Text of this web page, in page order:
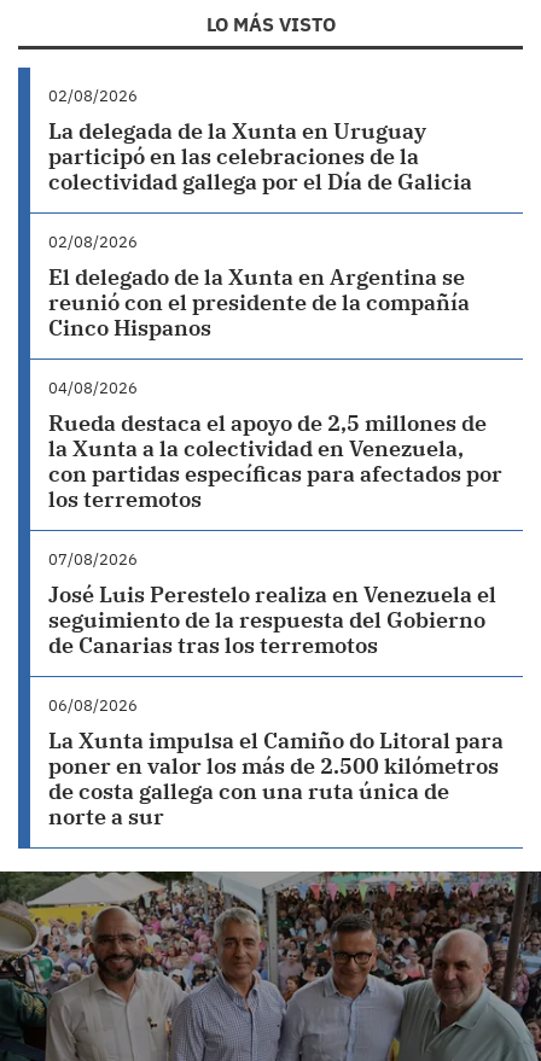
LO MÁS VISTO
02/08/2026
La delegada de la Xunta en Uruguay
participó en las celebraciones de la
colectividad gallega por el Día de Galicia
02/08/2026
El delegado de la Xunta en Argentina se
reunió con el presidente de la compañía
Cinco Hispanos
04/08/2026
Rueda destaca el apoyo de 2,5 millones de
la Xunta a la colectividad en Venezuela,
con partidas específicas para afectados por
los terremotos
07/08/2026
José Luis Perestelo realiza en Venezuela el
seguimiento de la respuesta del Gobierno
de Canarias tras los terremotos
06/08/2026
La Xunta impulsa el Camiño do Litoral para
poner en valor los más de 2.500 kilómetros
de costa gallega con una ruta única de
norte a sur